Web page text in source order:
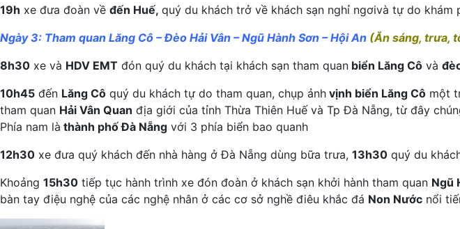
19h xe đưa đoàn về đến Huế, quý du khách trở về khách sạn nghỉ ngơivà tự do khám
Ngày 3: Tham quan Lăng Cô – Đèo Hải Vân – Ngũ Hành Sơn – Hội An (Ăn sáng, trưa,
8h30 xe và HDV EMT đón quý du khách tại khách sạn tham quan biển Lăng Cô và
10h45 đến Lăng Cô quý du khách tự do tham quan, chụp ảnh vịnh biển Lăng Cô một
tham quan Hải Vân Quan địa giới của tỉnh Thừa Thiên Huế và Tp Đà Nẵng, từ đây
Phía nam là thành phố Đà Nẵng với 3 phía biển bao quanh
12h30 xe đưa quý khách đến nhà hàng ở Đà Nẵng dùng bữa trưa, 13h30 quý du
Khoảng 15h30 tiếp tục hành trình xe đón đoàn ở khách sạn khởi hành tham quan Ngũ
bàn tay điệu nghệ của các nghệ nhân ở các cơ sở nghề điêu khắc đá Non Nước nổi